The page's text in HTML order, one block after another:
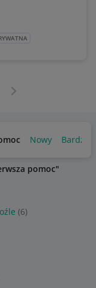
Następna strona
Nowy Bardzo
pomoc"
(6)